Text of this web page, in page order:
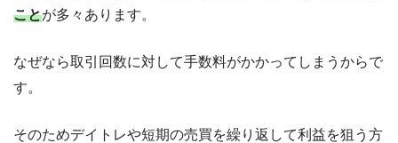
ことが多々あります。
なぜなら取引回数に対して手数料がかかってしまう からで
す。
そのためデイトレや短期の売買を繰り返して利益を狙う方